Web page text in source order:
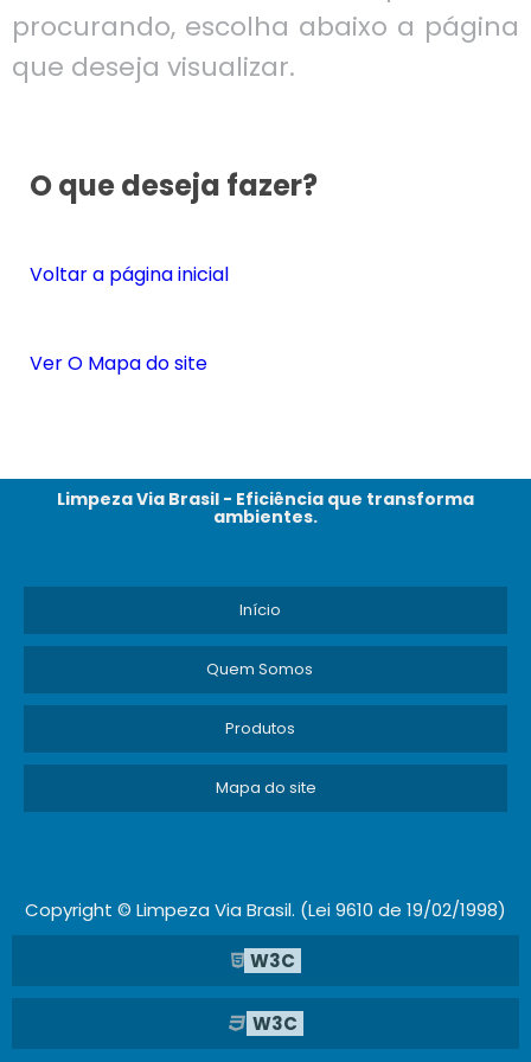
procurando, escolha abaixo a página
que deseja visualizar.
O que deseja fazer?
Voltar a página inicial
Ver O Mapa do site
Limpeza Via Brasil - Eficiência que transforma
ambientes.
Início
Quem Somos
Produtos
Mapa do site
Copyright © Limpeza Via Brasil. (Lei 9610 de 19/02/1998)
W3C
W3C